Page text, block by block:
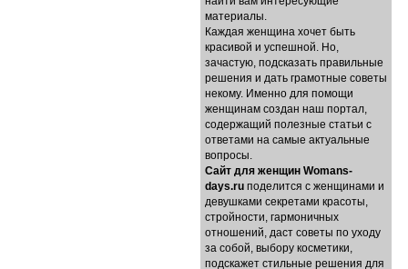
материалы.
Каждая женщина хочет быть
красивой и успешной. Но,
зачастую, подсказать правильные
решения и дать грамотные советы
некому. Именно для помощи
женщинам создан наш портал,
содержащий полезные статьи с
ответами на самые актуальные
вопросы.
Cайт для женщин Womans-
days.ru поделится с женщинами и
девушками секретами красоты,
стройности, гармоничных
отношений, даст советы по уходу
за собой, выбору косметики,
подскажет стильные решения для